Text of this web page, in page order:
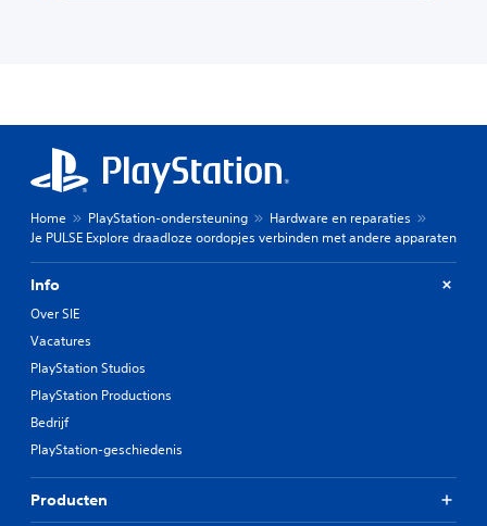
Home PlayStation-ondersteuning
Hardware en reparaties
Je PULSE Explore draadloze oordopjes verbinden met andere apparaten
Info
Over SIE
Vacatures
PlayStation Studios
PlayStation Productions
Bedrijf
PlayStation-geschiedenis
Producten